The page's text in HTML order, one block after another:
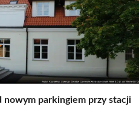
nowym parkingiem przy stacji